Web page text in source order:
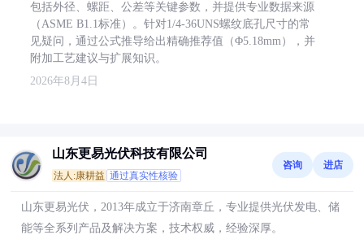
包括外径、螺距、公差等关键参数，并提供专业数据来源
（ASME B1.1标准）。针对1/4-36UNS螺纹底孔尺寸的常
见疑问，通过公式推导给出精确推荐值（Φ5.18mm），并
附加工艺建议与扩展知识。
2026年8月4日
山东更易光伏科技有限公司
法人:康耕益 通过真实性核验
咨询 进店
山东更易光伏，2013年成立于济南章丘，专业提供光伏发电、储
能等全系列产品及解决方案，技术权威，经验深厚。